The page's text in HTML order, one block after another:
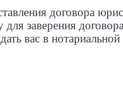
договора
для заверения
вас в